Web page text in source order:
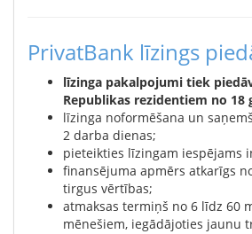
PrivatBank līzings
līzinga pakalpojumi tiek
Republikas rezidentiem no 18
līzinga noformēšana un
2 darba dienas;
pieteikties līzingam iespējams
finansējuma apmērs atkarīgs
tirgus vērtības;
atmaksas termiņš no 6 līdz 60
mēnešiem, iegādājoties jaunu